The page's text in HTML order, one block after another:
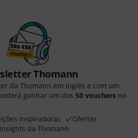
Thomann
da Thomann em inglês e com um
ganhar um dos 50 vouchers no
inspiradoras
Ofertas
Insights da Thomann